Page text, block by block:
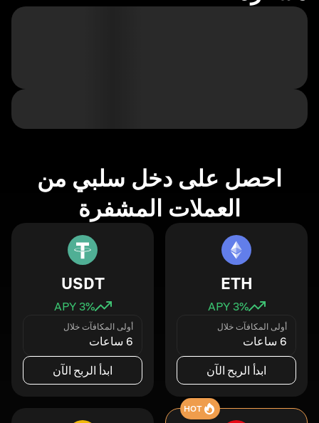
احصل على دخل سلبي من
العملات المشفرة
ETH
3% APY
أولى المكافآت خلال
6 ساعات
ابدأ الربح الآن
USDT
3% APY
أولى المكافآت خلال
6 ساعات
ابدأ الربح الآن
HOT